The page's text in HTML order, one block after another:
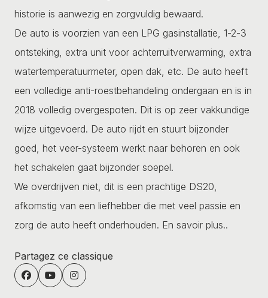
historie is aanwezig en zorgvuldig bewaard.
De auto is voorzien van een LPG gasinstallatie, 1-2-3
ontsteking, extra unit voor achterruitverwarming, extra
watertemperatuurmeter, open dak, etc. De auto heeft
een volledige anti-roestbehandeling ondergaan en is in
2018 volledig overgespoten. Dit is op zeer vakkundige
wijze uitgevoerd. De auto rijdt en stuurt bijzonder
goed, het veer-systeem werkt naar behoren en ook
het schakelen gaat bijzonder soepel.
We overdrijven niet, dit is een prachtige DS20,
afkomstig van een liefhebber die met veel passie en
zorg de auto heeft onderhouden. En savoir plus..
Partagez ce classique